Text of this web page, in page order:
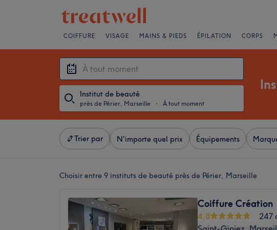
COIFFURE VISAGE MAINS & PIEDS ÉPILATION CORPS
Institut de beauté
près de Périer, Marseille ・ À tout moment
Trier par N'importe quel prix Équipements
Choisir entre 9 instituts de beauté près de Périer, Marseille
Coiffure Création
4,8
247